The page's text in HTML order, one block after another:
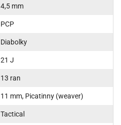
4,5 mm
PCP
Diabolky
21 J
13 ran
11 mm, Picatinny (weaver)
Tactical